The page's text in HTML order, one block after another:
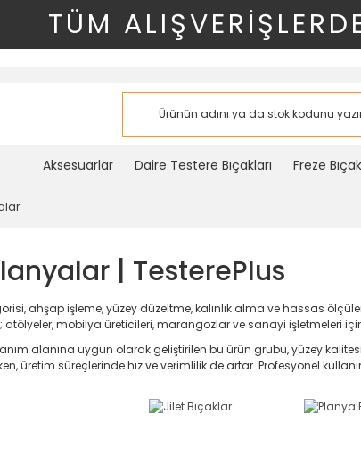
TÜM
Aksesuarlar Daire Testere Bıçakları Freze
| TesterePlus
ahşap işleme, yüzey düzeltme, kalınlık alma ve hassas
mobilya üreticileri, marangozlar ve sanayi işletmeleri
alanına uygun olarak geliştirilen bu ürün grubu, yüzey
üretim süreçlerinde hız ve verimlilik de artar. Profesyonel